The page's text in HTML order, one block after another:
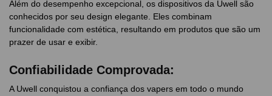
Além do desempenho excepcional, os dispositivos da Uwell são
conhecidos por seu design elegante. Eles combinam
funcionalidade com estética, resultando em produtos que são um
prazer de usar e exibir.
Confiabilidade Comprovada:
A Uwell conquistou a confiança dos vapers em todo o mundo